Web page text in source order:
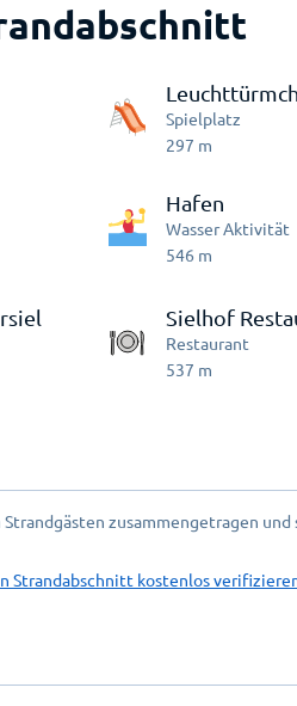
Spielplatz
297 m
Hafen
Wasser Aktivität
546 m
Sielhof
Restaurant
537 m
zusammengetragen
Strandabschnitt kostenlos